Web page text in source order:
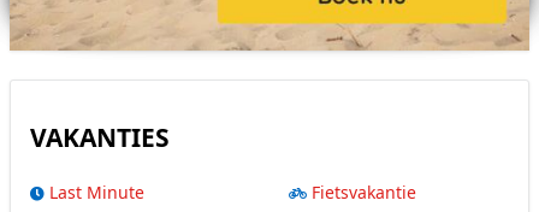
VAKANTIES
Last Minute
Fietsvakantie